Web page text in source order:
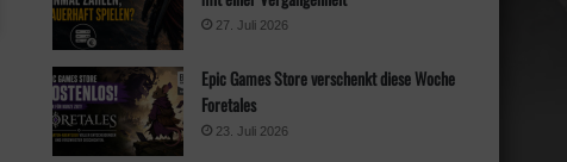
27. Juli 2026
Epic Games Store verschenkt diese Woche
Foretales
23. Juli 2026